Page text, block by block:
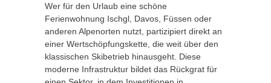
Wer für den Urlaub eine schöne
Ferienwohnung Ischgl, Davos, Füssen oder
anderen Alpenorten nutzt, partizipiert direkt an
einer Wertschöpfungskette, die weit über den
klassischen Skibetrieb hinausgeht. Diese
moderne Infrastruktur bildet das Rückgrat für